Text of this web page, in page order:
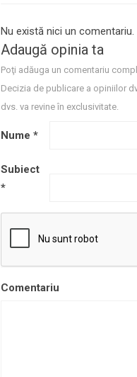
Nu există nici un comentariu.
Adaugă opinia ta
Poţi adăuga un comentariu
Decizia de publicare a opiniilor
dvs. va revine în exclusivitate.
Nume *
Subiect
*
Comentariu